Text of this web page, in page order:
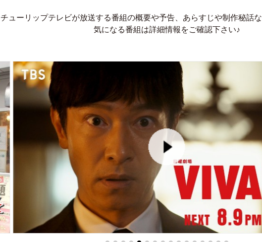
チューリップテレビが放送する番組の概要や予告、あらすじや制作秘話な
気になる番組は詳細情報をご確認下さい♪